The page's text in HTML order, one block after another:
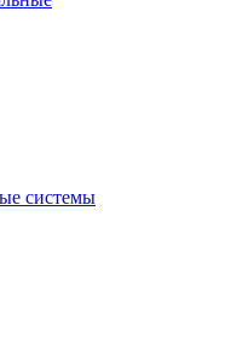
системы